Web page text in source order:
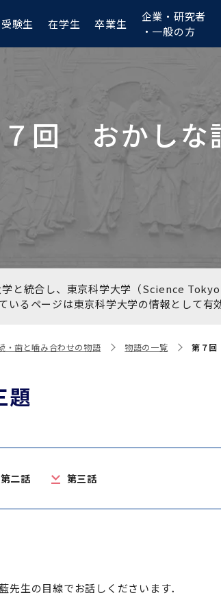
受験生 在学生 卒業生
企業・研究者
・一般の方
科歯科大
ついて
6年間】
度評価等
～第3期】
ダイバー
ージョン
検定料
&
サポート
口腔保健学
研究科
工保健学専
ン機構
ー（統合
クラスタ
）
回 おかしな
と統合し、東京科学大学（Science Tokyo
いるページは東京科学大学の情報として有
歯と噛み合わせの物語 物語の一覧 第７
題
第二話 第三話
生の目線でお話しくださいます．